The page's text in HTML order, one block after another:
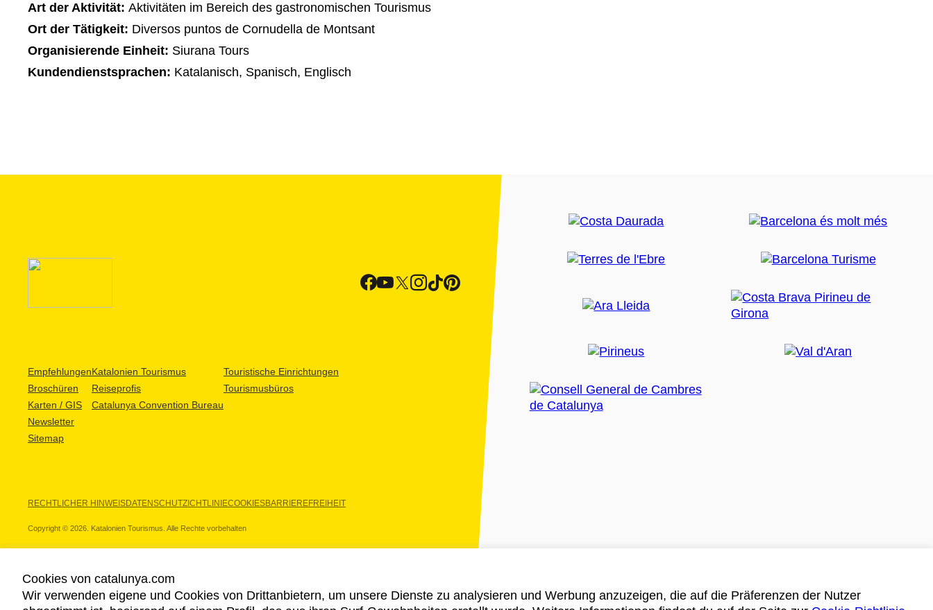
Art der Aktivität: Aktivitäten im Bereich des gastronomischen Tourismus
Ort der Tätigkeit: Diversos puntos de Cornudella de Montsant
Organisierende Einheit: Siurana Tours
Kundendienstsprachen: Katalanisch, Spanisch, Englisch
Empfehlungen
Broschüren
Karten / GIS
Newsletter
Sitemap
Katalonien Tourismus
Reiseprofis
Catalunya Convention Bureau
Touristische Einrichtungen
Tourismusbüros
RECHTLICHER HINWEISDATENSCHUTZICHTLINIECOOKIESBARRIEREFREIHEIT
Copyright © 2026. Katalonien Tourismus. Alle Rechte vorbehalten
UNSERE PARTNER
Cookies von catalunya.com
Wir verwenden eigene und Cookies von Drittanbietern, um unsere Dienste zu analysieren und Werbung anzuzeigen, die auf die Präferenzen der Nutzer